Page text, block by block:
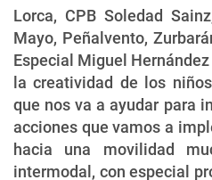
Lorca, CPB Soledad
Mayo, Peñalvento,
Especial Miguel
la creatividad de los
que nos va a ayudar para
acciones que vamos a
hacia una movilidad
intermodal, con especial